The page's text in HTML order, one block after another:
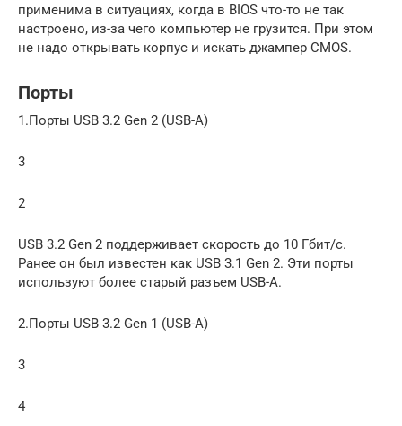
применима в ситуациях, когда в BIOS что-то не так
настроено, из-за чего компьютер не грузится. При этом
не надо открывать корпус и искать джампер CMOS.
Порты
1.Порты USB 3.2 Gen 2 (USB-A)
3
2
USB 3.2 Gen 2 поддерживает скорость до 10 Гбит/с.
Ранее он был известен как USB 3.1 Gen 2. Эти порты
используют более старый разъем USB-A.
2.Порты USB 3.2 Gen 1 (USB-A)
3
4